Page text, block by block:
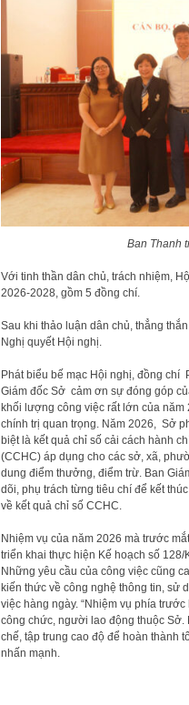
Ban Thanh
Với tinh thần dân chủ, trách nhiệm,
2026-2028, gồm 5 đồng chí.
Sau khi thảo luận dân chủ, thẳng
Nghị quyết Hội nghị.
Phát biểu bế mạc Hội nghị, đồng chí
Giám đốc Sở cảm ơn sự đóng góp
khối lượng công việc rất lớn của
chính trị quan trọng. Năm 2026, Sở
biệt là kết quả chỉ số cải cách hành
(CCHC) áp dụng cho các sở, xã,
dung điểm thưởng, điểm trừ. Ban
dõi, phụ trách từng tiêu chí để kết
về kết quả chỉ số CCHC.
Nhiệm vụ của năm 2026 mà trước
triển khai thực hiện Kế hoạch số
Những yêu cầu của công việc cũng
kiến thức về công nghệ thông tin, sử
việc hàng ngày. “Nhiệm vụ phía
công chức, người lao động thuộc Sở.
chế, tập trung cao độ để hoàn thành
nhấn mạnh.